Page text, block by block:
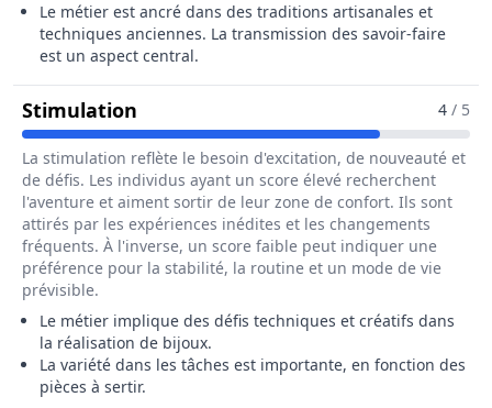
Le métier est ancré dans des traditions artisanales et
techniques anciennes. La transmission des savoir-faire
est un aspect central.
Stimulation Pour Le Métier De Sertisseur /4 / 5
La stimulation reflète le besoin d'excitation, de nouveauté et
de défis. Les individus ayant un score élevé recherchent
l'aventure et aiment sortir de leur zone de confort. Ils sont
attirés par les expériences inédites et les changements
fréquents. À l'inverse, un score faible peut indiquer une
préférence pour la stabilité, la routine et un mode de vie
prévisible.
Le métier implique des défis techniques et créatifs dans
la réalisation de bijoux.
La variété dans les tâches est importante, en fonction des
pièces à sertir.